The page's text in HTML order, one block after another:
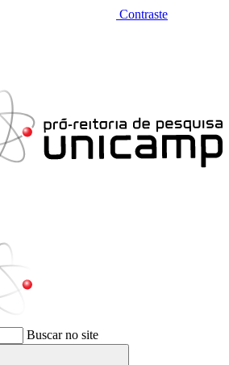
Contraste
Buscar no site